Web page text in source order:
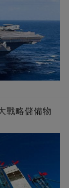
戰略儲備物